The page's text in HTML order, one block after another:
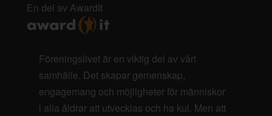
En del av AwardIt
Föreningslivet är en viktig del av vårt
samhälle. Det skapar gemenskap,
engagemang och möjligheter för människor
i alla åldrar att utvecklas och ha kul. Men att